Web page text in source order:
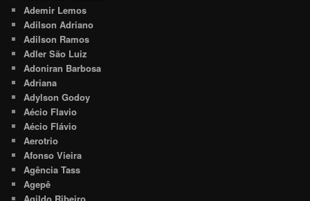
Ademir Lemos
Adilson Adriano
Adilson Ramos
Adler São Luiz
Adoniran Barbosa
Adriana
Adylson Godoy
Aécio Flavio
Aécio Flávio
Aerotrio
Afonso Vieira
Agência Tass
Agepê
Agildo Ribeiro